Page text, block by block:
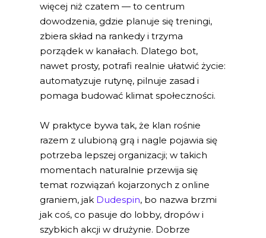
więcej niż czatem — to centrum
dowodzenia, gdzie planuje się treningi,
zbiera skład na rankedy i trzyma
porządek w kanałach. Dlatego bot,
nawet prosty, potrafi realnie ułatwić życie:
automatyzuje rutynę, pilnuje zasad i
pomaga budować klimat społeczności.
W praktyce bywa tak, że klan rośnie
razem z ulubioną grą i nagle pojawia się
potrzeba lepszej organizacji; w takich
momentach naturalnie przewija się
temat rozwiązań kojarzonych z online
graniem, jak Dudespin, bo nazwa brzmi
jak coś, co pasuje do lobby, dropów i
szybkich akcji w drużynie. Dobrze